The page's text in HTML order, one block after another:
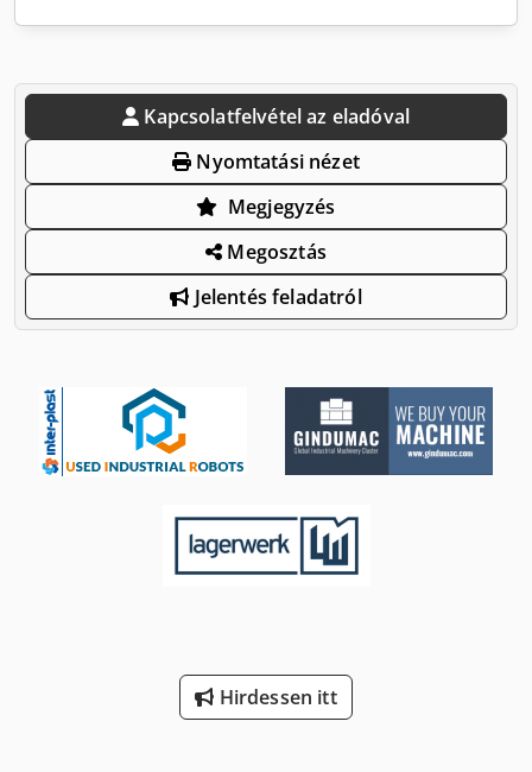
Kapcsolatfelvétel az eladóval
Nyomtatási nézet
Megjegyzés
Megosztás
Jelentés feladatról
Hirdessen itt